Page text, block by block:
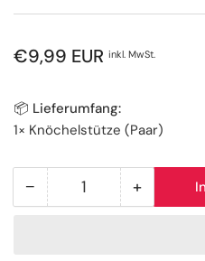
Normaler
€9,99 EUR inkl. MwSt.
📦 Lieferumfang:
1× Knöchelstütze (Paar)
− Menge
Anzahl +Menge